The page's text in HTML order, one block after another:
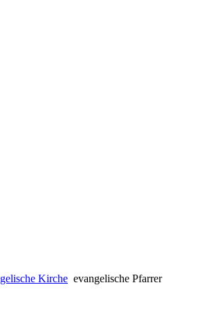
Kirche evangelische Pfarrer